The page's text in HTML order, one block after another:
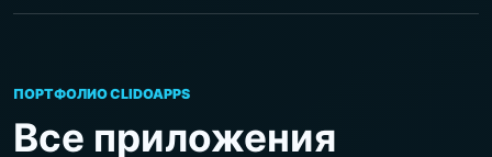
ПОРТФОЛИО CLIDOAPPS
Все приложения